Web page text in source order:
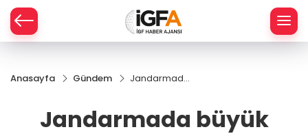
Anasayfa Gündem
Jandarmada
bin 353
Jandarmada büyük